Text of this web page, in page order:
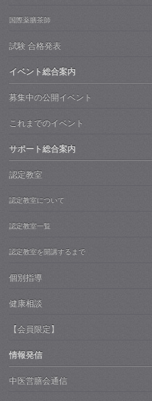
国際薬膳茶師
試験 合格発表
イベント総合案内
募集中の公開イベント
これまでのイベント
サポート総合案内
認定教室
認定教室について
認定教室一覧
認定教室を開講するまで
個別指導
健康相談
【会員限定】
情報発信
中医営膳会通信